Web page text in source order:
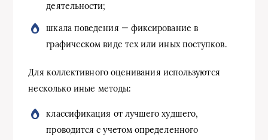
деятельности;
шкала поведения — фиксирование в
графическом виде тех или иных поступков.
Для коллективного оценивания используются
несколько иные методы:
классификация от лучшего худшего,
проводится с учетом определенного